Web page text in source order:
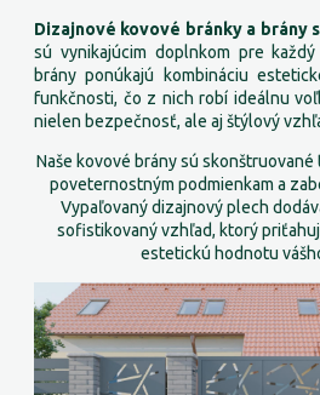
Dizajnové kovové bránky a brány
sú vynikajúcim doplnkom pre
brány ponúkajú kombináciu
funkčnosti, čo z nich robí ideálnu
nielen bezpečnosť, ale aj štýlový
Naše kovové brány sú
poveternostným podmienkam a
Vypaľovaný dizajnový plech
sofistikovaný vzhľad, ktorý
estetickú hodnotu